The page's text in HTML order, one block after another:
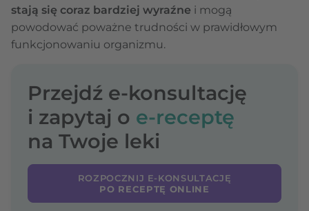
stają się coraz bardziej wyraźne i mogą
powodować poważne trudności w prawidłowym
funkcjonowaniu organizmu.
Przejdź e-konsultację
i zapytaj o e-receptę
na Twoje leki
ROZPOCZNIJ E-KONSULTACJĘ
PO RECEPTĘ ONLINE